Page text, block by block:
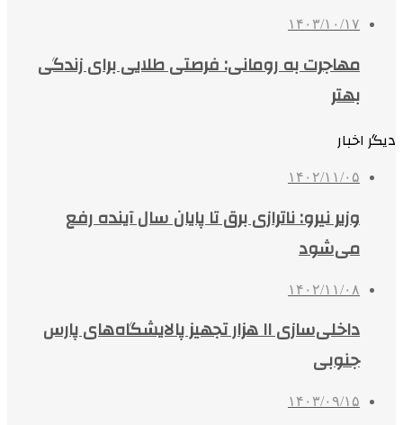
۱۴۰۳/۱۰/۱۷
مهاجرت به رومانی: فرصتی طلایی برای زندگی
بهتر
دیگر اخبار
۱۴۰۲/۱۱/۰۵
وزیر نیرو: ناترازی برق تا پایان سال آینده رفع
می‌شود
۱۴۰۲/۱۱/۰۸
داخلی‌سازی ۱۱ هزار تجهیز پالایشگاه‌های پارس
جنوبی
۱۴۰۳/۰۹/۱۵